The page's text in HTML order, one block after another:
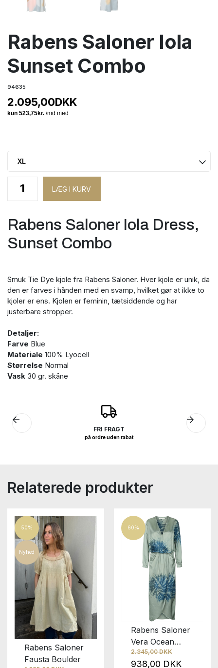
Rabens Saloner Iola
Sunset Combo
94635
2.095,00DKK
Rabens Saloner Iola Dress,
Sunset Combo
Smuk Tie Dye kjole fra Rabens Saloner. Hver kjole er unik, da
den er farves i hånden med en svamp, hvilket gør at ikke to
kjoler er ens. Kjolen er feminin, tætsiddende og har
justerbare stropper.
Detaljer:
Farve Blue
Materiale 100% Lyocell
Størrelse Normal
Vask 30 gr. skåne
FRI FRAGT
på ordre uden rabat
Relaterede produkter
50%
Nyhed
Rabens Saloner
Fausta Boulder
60%
Rabens Saloner
Vera Ocean
Combo
2.345,00 DKK
938,00 DKK